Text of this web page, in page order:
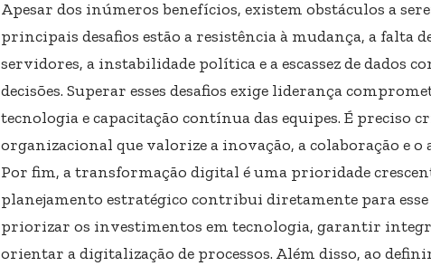
Apesar dos inúmeros benefícios, existem obstáculos a
principais desafios estão a resistência à mudança, a falta
servidores, a instabilidade política e a escassez de dados
decisões. Superar esses desafios exige liderança
tecnologia e capacitação contínua das equipes. É preciso
organizacional que valorize a inovação, a colaboração e o
Por fim, a transformação digital é uma prioridade
planejamento estratégico contribui diretamente para
priorizar os investimentos em tecnologia, garantir
orientar a digitalização de processos. Além disso, ao